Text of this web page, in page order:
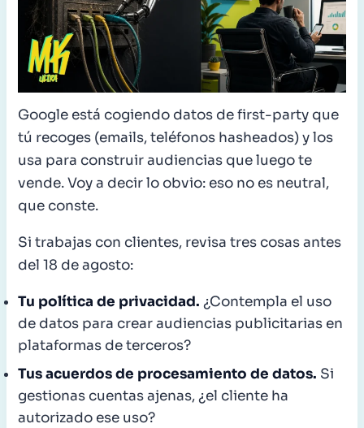
Google está cogiendo datos de first-party que
tú recoges (emails, teléfonos hasheados) y los
usa para construir audiencias que luego te
vende. Voy a decir lo obvio: eso no es neutral,
que conste.
Si trabajas con clientes, revisa tres cosas antes
del 18 de agosto:
Tu política de privacidad. ¿Contempla el uso
de datos para crear audiencias publicitarias en
plataformas de terceros?
Tus acuerdos de procesamiento de datos. Si
gestionas cuentas ajenas, ¿el cliente ha
autorizado ese uso?